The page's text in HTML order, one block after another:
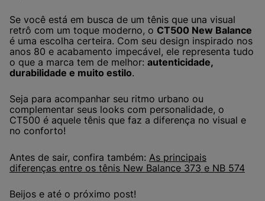
Se você está em busca de um tênis que una visual
retrô com um toque moderno, o CT500 New Balance
é uma escolha certeira. Com seu design inspirado nos
anos 80 e acabamento impecável, ele representa tudo
o que a marca tem de melhor: autenticidade,
durabilidade e muito estilo.
Seja para acompanhar seu ritmo urbano ou
complementar seus looks com personalidade, o
CT500 é aquele tênis que faz a diferença no visual e
no conforto!
Antes de sair, confira também: As principais
diferenças entre os tênis New Balance 373 e NB 574
Beijos e até o próximo post!